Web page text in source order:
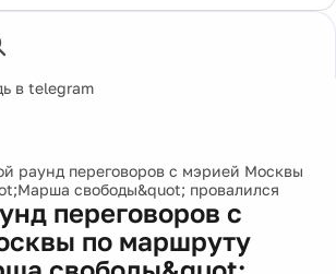
раунд переговоров с мэрией Москвы
свободы&quot; провалился
переговоров с
по маршруту